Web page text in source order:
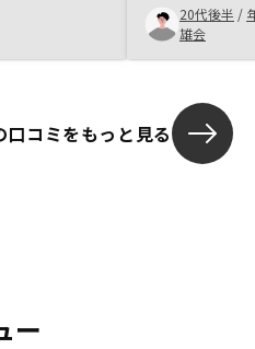
20代後半 /
雄会
口コミをもっと見る
ー